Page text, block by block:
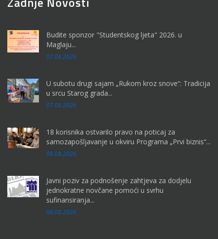
Budite sponzor "Studentskog ljeta" 2026. u
Maglaju...
07.08.2026
U subotu drugi sajam „Rukom kroz snove“: Tradicija
u srcu Starog grada...
07.08.2026
18 korisnika ostvarilo pravo na poticaj za
samozapošljavanje u okviru Programa „Prvi biznis“...
06.08.2026
Javni poziv za podnošenje zahtjeva za dodjelu
jednokratne novčane pomoći u svrhu
sufinansiranja...
06.08.2026